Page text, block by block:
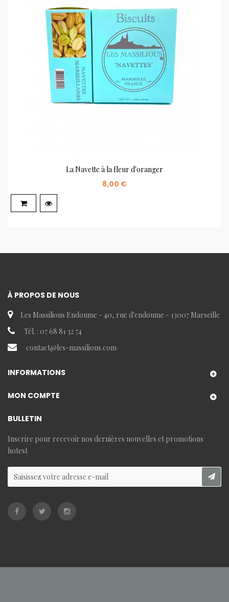
La Navette à la fleur d'oranger
À PROPOS DE NOUS
Les Massilious Endoume - 40, rue d'endoume - 13007 Marseille
Tél. : 07 68 81 32 74
contact@les-massilious.com
INFORMATIONS
MON COMPTE
BULLETIN
Inscrire pour recevoir nos dernières nouvelles et promotions
hotest